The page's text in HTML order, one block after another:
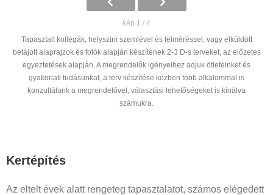
kép 1 / 4
Tapasztalt kollégák, helyszíni szemlével és felméréssel, vagy elküldött
betájolt alaprajzok és fotók alapján készítenek 2-3 D-s terveket, az előzetes
egyeztetések alapján. A megrendelők igényeihez adjuk ötleteinket és
gyakorlati tudásunkat, a terv készítése közben több alkalommal is
konzultálunk a megrendelővel, választási lehetőségeket is kínálva
számukra.
Kertépítés
Az eltelt évek alatt rengeteg tapasztalatot, számos elégedett